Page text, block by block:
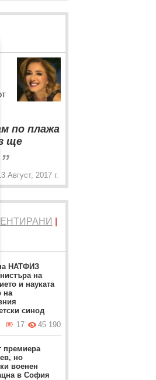
по плажа
ще
„
Август, 2017 г.
НАТФИЗ
на
и науката
на
синод
45 190
17
премиера
но
военен
в София